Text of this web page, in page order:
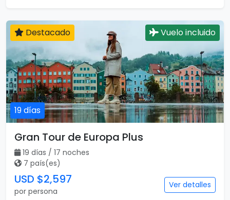
19 días
Destacado Vuelo incluido
Gran Tour de Europa Plus
19 días / 17 noches
7 país(es)
USD $2,597
por persona
Ver detalles